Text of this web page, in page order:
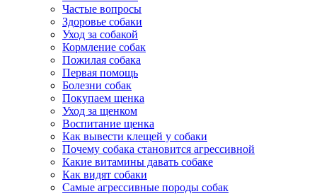
Частые вопросы
Здоровье собаки
Уход за собакой
Кормление собак
Пожилая собака
Первая помощь
Болезни собак
Покупаем щенка
Уход за щенком
Воспитание щенка
Как вывести клещей у собаки
Почему собака становится агрессивной
Какие витамины давать собаке
Как видят собаки
Самые агрессивные породы собак